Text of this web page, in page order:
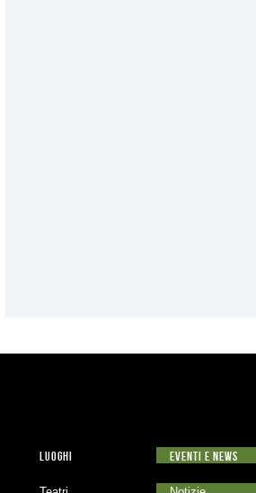
LUOGHI EVENTI E NEWS